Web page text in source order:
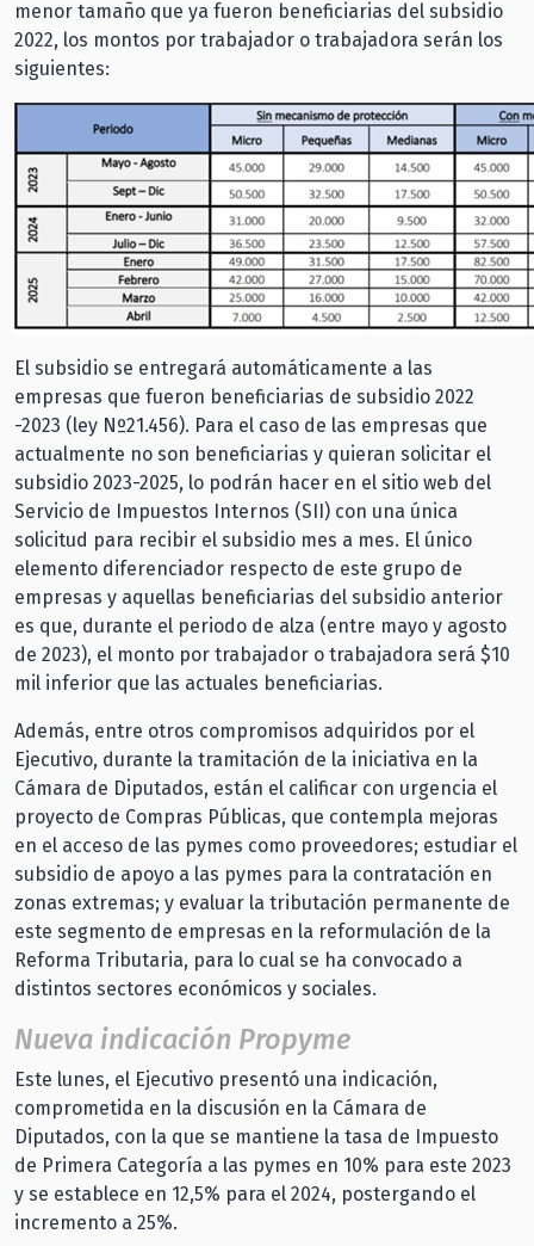
menor tamaño que ya fueron beneficiarias del subsidio
2022, los montos por trabajador o trabajadora serán los
siguientes:
El subsidio se entregará automáticamente a las
empresas que fueron beneficiarias de subsidio 2022
-2023 (ley Nº21.456). Para el caso de las empresas que
actualmente no son beneficiarias y quieran solicitar el
subsidio 2023-2025, lo podrán hacer en el sitio web del
Servicio de Impuestos Internos (SII) con una única
solicitud para recibir el subsidio mes a mes. El único
elemento diferenciador respecto de este grupo de
empresas y aquellas beneficiarias del subsidio anterior
es que, durante el periodo de alza (entre mayo y agosto
de 2023), el monto por trabajador o trabajadora será $10
mil inferior que las actuales beneficiarias.
Además, entre otros compromisos adquiridos por el
Ejecutivo, durante la tramitación de la iniciativa en la
Cámara de Diputados, están el calificar con urgencia el
proyecto de Compras Públicas, que contempla mejoras
en el acceso de las pymes como proveedores; estudiar el
subsidio de apoyo a las pymes para la contratación en
zonas extremas; y evaluar la tributación permanente de
este segmento de empresas en la reformulación de la
Reforma Tributaria, para lo cual se ha convocado a
distintos sectores económicos y sociales.
Nueva indicación Propyme
Este lunes, el Ejecutivo presentó una indicación,
comprometida en la discusión en la Cámara de
Diputados, con la que se mantiene la tasa de Impuesto
de Primera Categoría a las pymes en 10% para este 2023
y se establece en 12,5% para el 2024, postergando el
incremento a 25%.